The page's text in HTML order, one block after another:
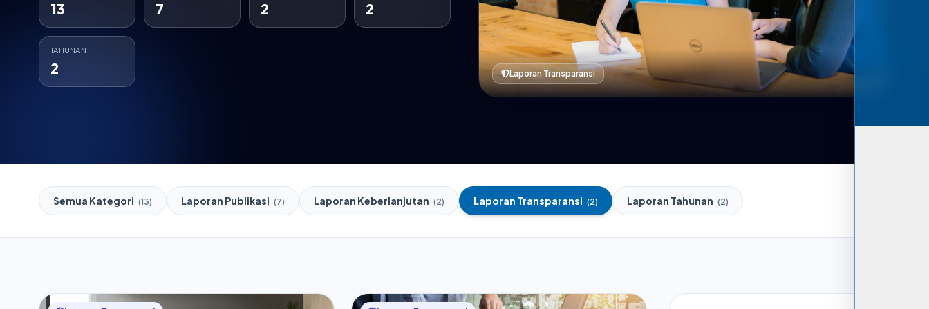
13 7 2 2
TAHUNAN
2 Laporan Transparansi
Semua Kategori (13) Laporan Publikasi (7) Laporan Keberlanjutan (2) Laporan Transparansi (2) Laporan Tahunan (2)